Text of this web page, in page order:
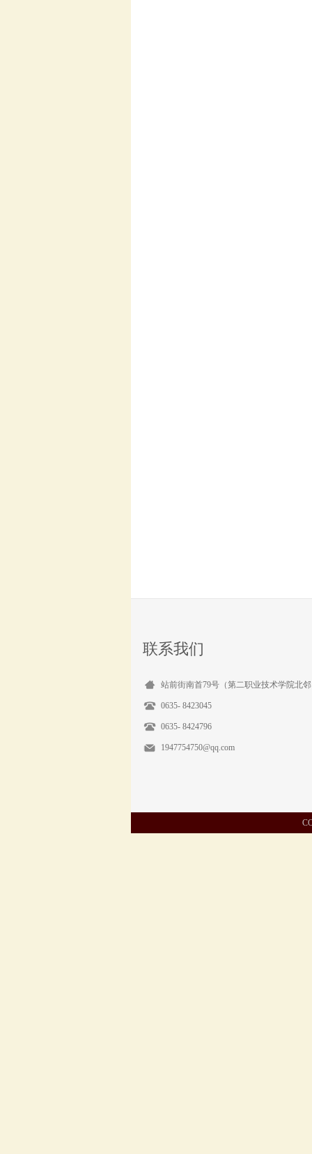
联系我们
站前街南首79号（第二职业技术学院北
0635- 8423045
0635- 8424796
1947754750@qq.com